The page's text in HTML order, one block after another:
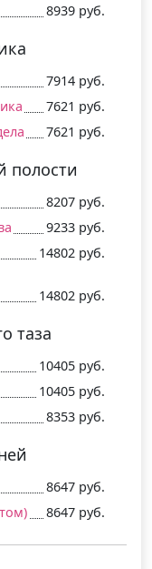
8939 руб.
7914 руб.
7621 руб.
7621 руб.
полости
8207 руб.
9233 руб.
14802 руб.
14802 руб.
таза
10405 руб.
10405 руб.
8353 руб.
8647 руб.
8647 руб.